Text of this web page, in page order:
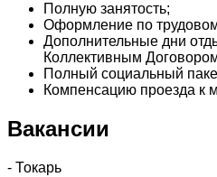
Полную занятость;
Оформление по
Дополнительные дни
Коллективным
Полный социальный
Компенсацию проезда к
Вакансии
- Токарь